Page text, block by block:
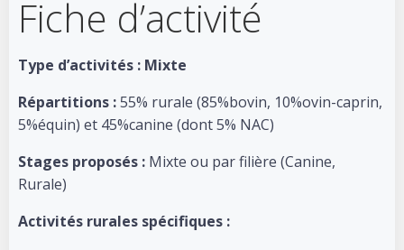
Fiche d’activité
Type d’activités : Mixte
Répartitions :55% rurale (85%bovin, 10%ovin-caprin,
5%équin) et 45%canine (dont 5% NAC)
Stages proposés : Mixte ou par filière (Canine,
Rurale)
Activités rurales spécifiques :